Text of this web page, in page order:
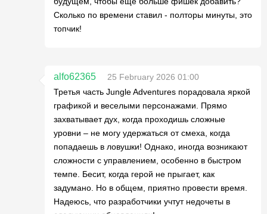
Сколько по времени ставил - полторы минуты, это
топчик!
alfo62365
25 February 2026 01:00
Третья часть Jungle Adventures порадовала яркой
графикой и веселыми персонажами. Прямо
захватывает дух, когда проходишь сложные
уровни – не могу удержаться от смеха, когда
попадаешь в ловушки! Однако, иногда возникают
сложности с управлением, особенно в быстром
темпе. Бесит, когда герой не прыгает, как
задумано. Но в общем, приятно провести время.
Надеюсь, что разработчики учтут недочеты в